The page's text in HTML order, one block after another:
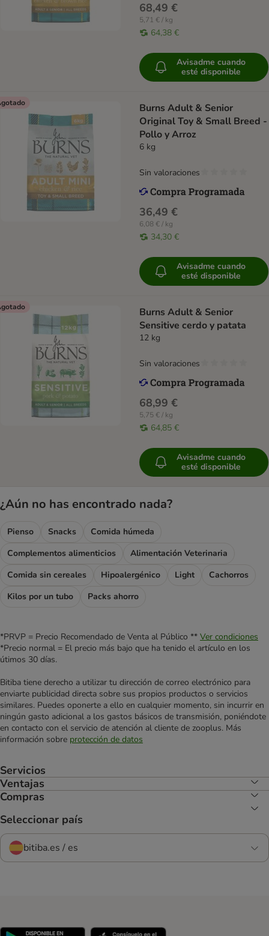
68,49 €
5,71 € / kg
64,38 €
Avisadme cuando
esté disponible
Burns Adult & Senior
Original Toy & Small Breed -
Pollo y Arroz
6 kg
36,49 €
6,08 € / kg
34,30 €
Sin valoraciones
Avisadme cuando
esté disponible
Burns Adult & Senior
Sensitive cerdo y patata
12 kg
68,99 €
5,75 € / kg
64,85 €
Sin valoraciones
Avisadme cuando
esté disponible
¿Aún no has encontrado nada?
Pienso Snacks
Comida húmeda
Complementos alimenticios
Alimentación Veterinaria
Comida sin cereales
Hipoalergénico Light
Cachorros
Kilos por un tubo
Packs ahorro
*PRVP = Precio Recomendado de Venta al Público ** Ver condiciones
*Precio normal = El precio más bajo que ha tenido el artículo en los
útimos 30 días.
Bitiba tiene derecho a utilizar tu dirección de correo electrónico para
enviarte publicidad directa sobre sus propios productos o servicios
similares. Puedes oponerte a ello en cualquier momento, sin incurrir en
ningún gasto adicional a los gastos básicos de transmisión, poniéndote
en contacto con el servicio de atención al cliente de zooplus. Más
información sobre protección de datos
Servicios
Ventajas
Compras
Seleccionar país
bitiba.es / es